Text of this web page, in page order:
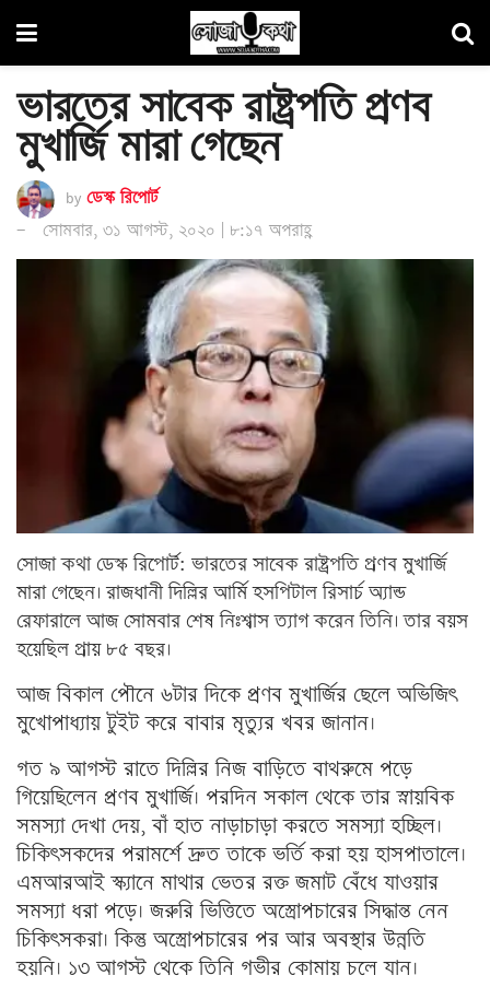
ভারতের সাবেক রাষ্ট্রপতি প্রণব
মুখার্জি মারা গেছেন
by ডেস্ক রিপোর্ট
সোমবার, ৩১ আগস্ট, ২০২০ | ৮:১৭ অপরাহ্ণ
সোজা কথা ডেস্ক রিপোর্ট: ভারতের সাবেক রাষ্ট্রপতি প্রণব মুখার্জি
মারা গেছেন। রাজধানী দিল্লির আর্মি হসপিটাল রিসার্চ অ্যান্ড
রেফারালে আজ সোমবার শেষ নিঃশ্বাস ত্যাগ করেন তিনি। তার বয়স
হয়েছিল প্রায় ৮৫ বছর।
আজ বিকাল পৌনে ৬টার দিকে প্রণব মুখার্জির ছেলে অভিজিৎ
মুখোপাধ্যায় টুইট করে বাবার মৃত্যুর খবর জানান।
গত ৯ আগস্ট রাতে দিল্লির নিজ বাড়িতে বাথরুমে পড়ে
গিয়েছিলেন প্রণব মুখার্জি। পরদিন সকাল থেকে তার স্নায়বিক
সমস্যা দেখা দেয়, বাঁ হাত নাড়াচাড়া করতে সমস্যা হচ্ছিল।
চিকিৎসকদের পরামর্শে দ্রুত তাকে ভর্তি করা হয় হাসপাতালে।
এমআরআই স্ক্যানে মাথার ভেতর রক্ত জমাট বেঁধে যাওয়ার
সমস্যা ধরা পড়ে। জরুরি ভিত্তিতে অস্ত্রোপচারের সিদ্ধান্ত নেন
চিকিৎসকরা। কিন্তু অস্ত্রোপচারের পর আর অবস্থার উন্নতি
হয়নি। ১৩ আগস্ট থেকে তিনি গভীর কোমায় চলে যান।